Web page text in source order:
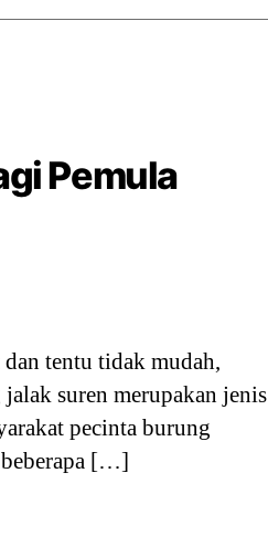
Pemula
tentu tidak mudah,
suren merupakan jenis
pecinta burung
beberapa […]